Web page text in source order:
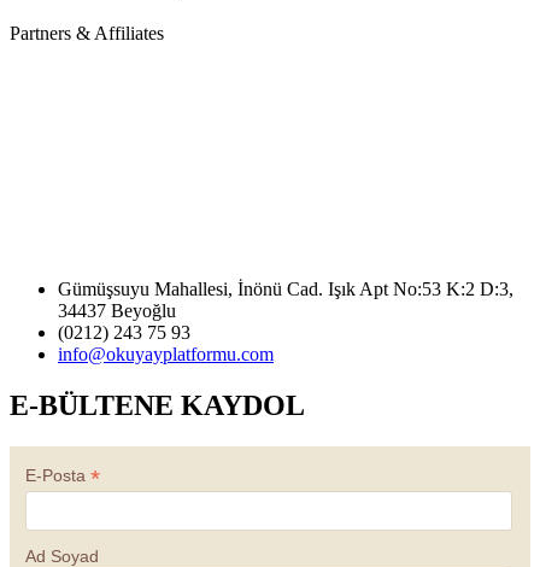
Partners & Affiliates
Gümüşsuyu Mahallesi, İnönü Cad. Işık Apt No:53 K:2 D:3,
34437 Beyoğlu
(0212) 243 75 93
info@okuyayplatformu.com
E-BÜLTENE KAYDOL
E-Posta *
Ad Soyad